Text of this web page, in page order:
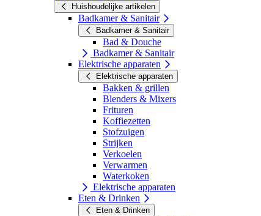
Huishoudelijke artikelen
Badkamer & Sanitair
Badkamer & Sanitair
Bad & Douche
Badkamer & Sanitair
Elektrische apparaten
Elektrische apparaten
Bakken & grillen
Blenders & Mixers
Frituren
Koffiezetten
Stofzuigen
Strijken
Verkoelen
Verwarmen
Waterkoken
Elektrische apparaten
Eten & Drinken
Eten & Drinken